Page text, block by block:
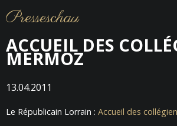
Presseschau
ACCUEIL DES
MERMOZ
13.04.2011
Le Républicain Lorrain : Accueil des